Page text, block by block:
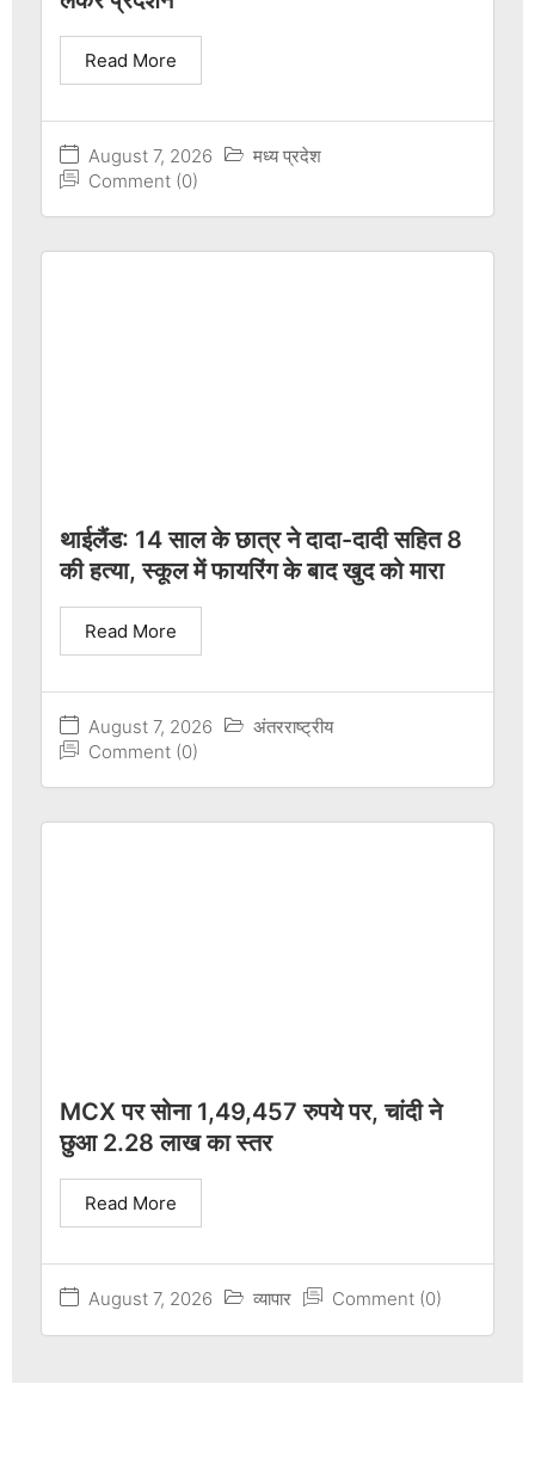
August 7, 2026
मध्य प्रदेश
Comment (0)
Read More
थाईलैंड: 14 साल के छात्र ने दादा-दादी सहित 8
की हत्या, स्कूल में फायरिंग के बाद खुद को मारा
August 7, 2026
अंतरराष्ट्रीय
Comment (0)
Read More
MCX पर सोना 1,49,457 रुपये पर, चांदी ने
छुआ 2.28 लाख का स्तर
August 7, 2026 व्यापार Comment (0)
Read More